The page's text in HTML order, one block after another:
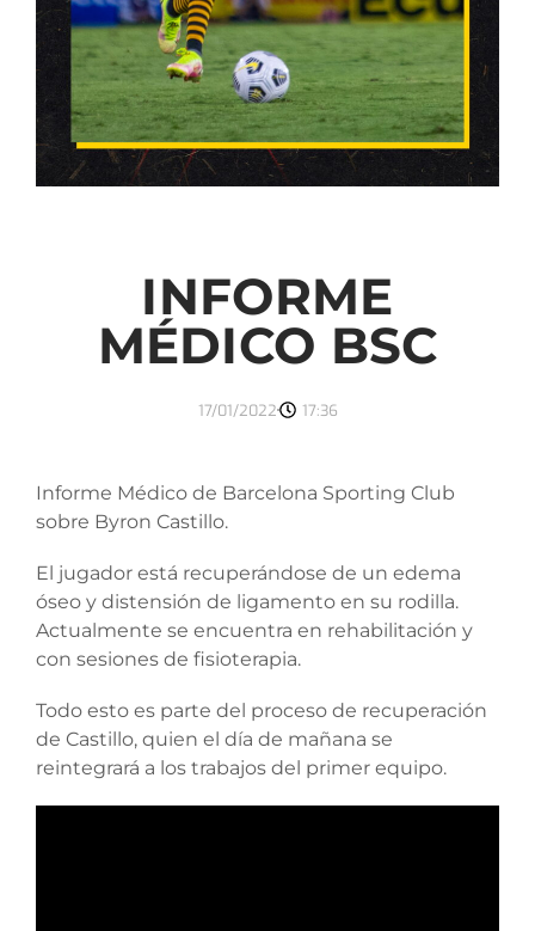
INFORME
MÉDICO BSC
17/01/2022 17:36
Informe Médico de Barcelona Sporting Club
sobre Byron Castillo.
El jugador está recuperándose de un edema
óseo y distensión de ligamento en su rodilla.
Actualmente se encuentra en rehabilitación y
con sesiones de fisioterapia.
Todo esto es parte del proceso de recuperación
de Castillo, quien el día de mañana se
reintegrará a los trabajos del primer equipo.